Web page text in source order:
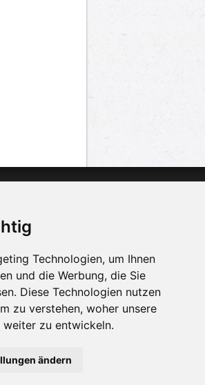
Technologien, um Ihnen
und die Werbung, die Sie
Diese Technologien nutzen
zu verstehen, woher unsere
weiter zu entwickeln.
ändern